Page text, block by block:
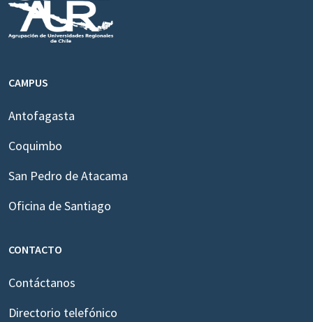
CAMPUS
Antofagasta
Coquimbo
San Pedro de Atacama
Oficina de Santiago
CONTACTO
Contáctanos
Directorio telefónico